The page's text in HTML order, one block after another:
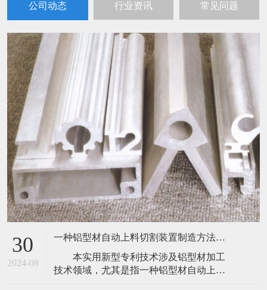
公司动态 行业资讯 常见问题
30
2024-08
一种铝型材自动上料切割装置制造方法及图纸
本实用新型专利技术涉及铝型材加工
技术领域，尤其是指一种铝型材自动上料